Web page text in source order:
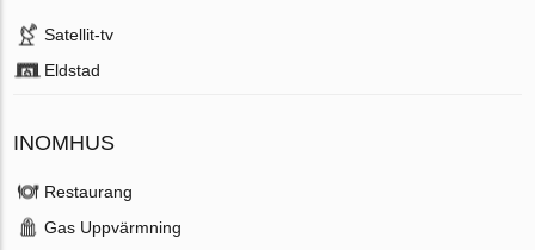
Satellit-tv
Eldstad
INOMHUS
Restaurang
Gas Uppvärmning